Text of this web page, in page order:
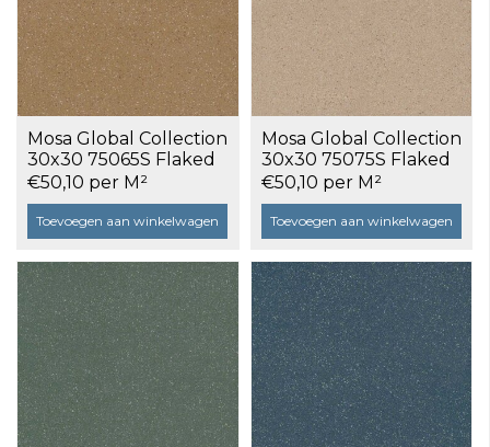
Mosa Global Collection
30x30 75065S Flaked
Ochre Yellow a 1,17 m²
€50,10 per M²
Toevoegen aan winkelwagen
Mosa Global Collection
30x30 75075S Flaked
Bronze Yellow a 1,17
m²
€50,10 per M²
Toevoegen aan winkelwagen